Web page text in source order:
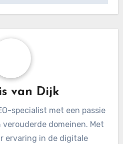
van Dijk
specialist met een passie
domeinen. Met
ervaring in de digitale